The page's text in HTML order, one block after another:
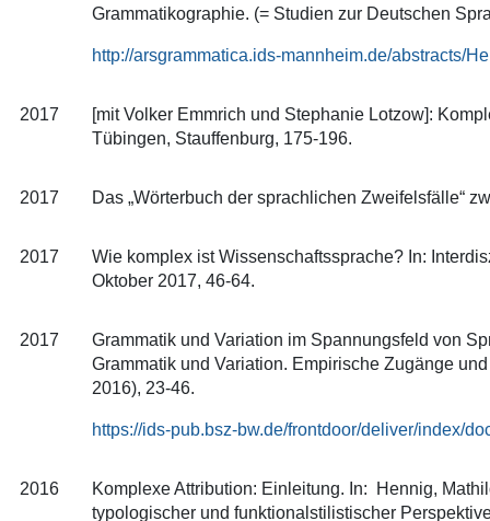
Grammatikographie. (= Studien zur Deutschen
http://arsgrammatica.ids-mannheim.de/abstracts/
2017
[mit Volker Emmrich und Stephanie Lotzow]:
Tübingen, Stauffenburg, 175-196.
2017 Das „Wörterbuch der sprachlichen Zweifelsfälle“
2017
Wie komplex ist Wissenschaftssprache? In:
Oktober 2017, 46-64.
2017
Grammatik und Variation im Spannungsfeld von
Grammatik und Variation. Empirische Zugänge
2016), 23-46.
https://ids-pub.bsz-bw.de/frontdoor/deliver/index/
2016
Komplexe Attribution: Einleitung. In: Hennig,
typologischer und funktionalstilistischer